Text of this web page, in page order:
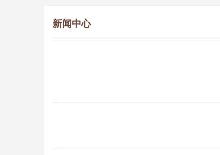
新闻中心